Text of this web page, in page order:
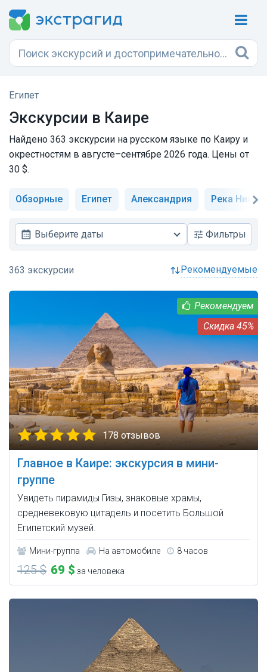
Египет
Экскурсии в Каире
Найдено 363 экскурсии на русском языке по Каиру и
окрестностям в августе–сентябре 2026 года. Цены от
30 $.
Обзорные Египет Александрия Река Нил
Выберите даты Фильтры
рекомендуемые
45%
178 отзывов
Главное в Каире: экскурсия в мини-
группе
Увидеть пирамиды Гизы, знаковые храмы,
средневековую цитадель и посетить Большой
Египетский музей.
Мини-группа На автомобиле 8 часов
125 $ 69 $ за человека